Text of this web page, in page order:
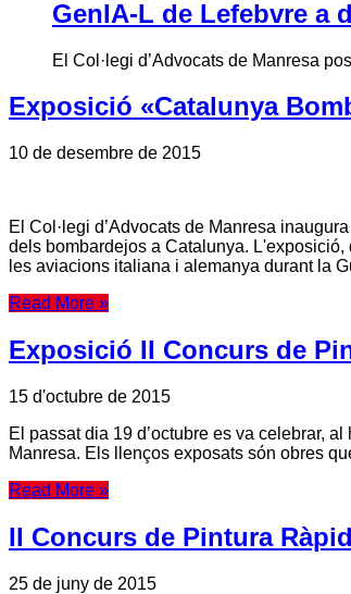
GenIA-L de Lefebvre a
El Col·legi d’Advocats de Manresa
Exposició «Catalunya
10 de desembre de 2015
El Col·legi d’Advocats de Manresa
dels bombardejos a Catalunya.
les aviacions italiana i alemanya durant la
Read More »
Exposició II Concurs de
15 d'octubre de 2015
El passat dia 19 d’octubre es va celebrar,
Manresa. Els llenços exposats són obres
Read More »
II Concurs de Pintura
25 de juny de 2015